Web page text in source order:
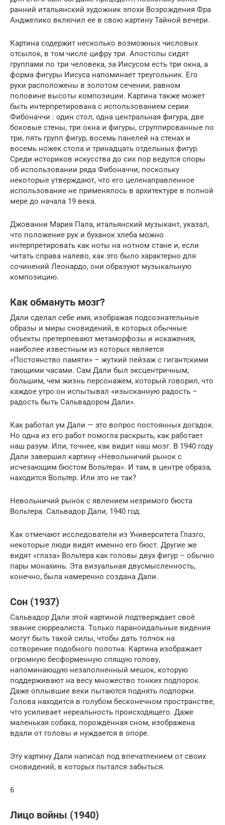
ранний итальянский художник эпохи Возрождения Фра
Анджелико включил ее в свою картину Тайной вечери.
Картина содержит несколько возможных числовых
отсылок, в том числе цифру три. Апостолы сидят
группами по три человека, за Иисусом есть три окна, а
форма фигуры Иисуса напоминает треугольник. Его
руки расположены в золотом сечении, равном
половине высоты композиции. Картина также может
быть интерпретирована с использованием серии
Фибоначчи : один стол, одна центральная фигура, две
боковые стены, три окна и фигуры, сгруппированные по
три, пять групп фигур, восемь панелей на стенах и
восемь ножек стола и тринадцать отдельных фигур.
Среди историков искусства до сих пор ведутся споры
об использовании ряда Фибоначчи, поскольку
некоторые утверждают, что его целенаправленное
использование не применялось в архитектуре в полной
мере до начала 19 века.
Джованни Мария Пала, итальянский музыкант, указал,
что положение рук и буханок хлеба можно
интерпретировать как ноты на нотном стане и, если
читать справа налево, как это было характерно для
сочинений Леонардо, они образуют музыкальную
композицию.
Как обмануть мозг?
Дали сделал себе имя, изображая подсознательные
образы и миры сновидений, в которых обычные
объекты претерпевают метаморфозы и искажения,
наиболее известным из которых является
«Постоянство памяти» – жуткий пейзаж с гигантскими
тающими часами. Сам Дали был эксцентричным,
большим, чем жизнь персонажем, который говорил, что
каждое утро он испытывал «изысканную радость –
радость быть Сальвадором Дали».
Как работал ум Дали — это вопрос постоянных догадок.
Но одна из его работ помогла раскрыть, как работает
наш разум. Или, точнее, как видит наш мозг. В 1940 году
Дали завершил картину «Невольничий рынок с
исчезающим бюстом Вольтера». И там, в центре образа,
находится Вольтер. Или это не так?
Невольничий рынок с явлением незримого бюста
Вольтера. Сальвадор Дали, 1940 год.
Как отмечают исследователи из Университета Глазго,
некоторые люди видят именно его бюст. Другие же
видят «глаза» Вольтера как головы двух фигур – обычно
пары монахинь. Эта визуальная двусмысленность,
конечно, была намеренно создана Дали.
Сон (1937)
Сальвадор Дали этой картиной подтверждает своё
звание сюрреалиста. Только параноидальные видения
могут быть такой силы, чтобы дать толчок на
сотворение подобного полотна. Картина изображает
огромную бесформенную спящую голову,
напоминающую незаполненный мешок, которую
поддерживают на весу множество тонких подпорок.
Даже оплывшие веки пытаются поднять подпорки.
Голова находится в голубом бесконечном пространстве,
что усиливает нереальность происходящего. Даже
маленькая собака, порождённая сном, изображена
вдали от головы и нуждается в опоре.
Эту картину Дали написал под впечатлением от своих
сновидений, в которых пытался забыться.
6
Лицо войны (1940)